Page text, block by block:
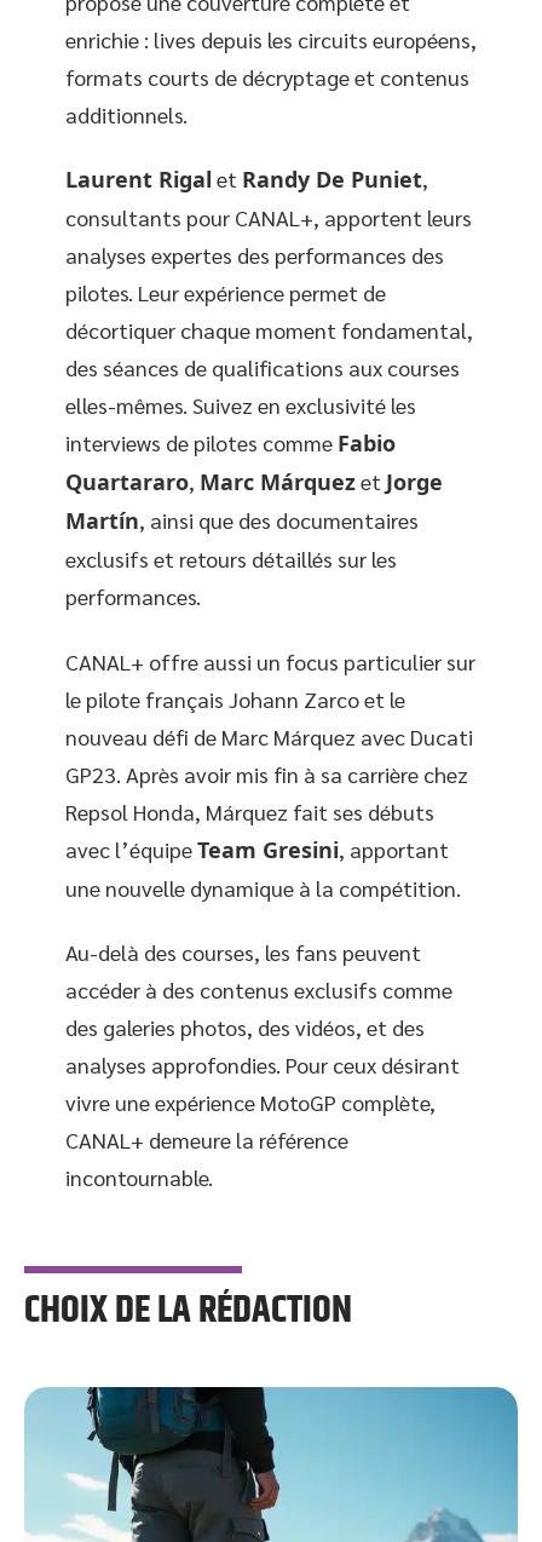
enrichie : lives depuis les circuits européens,
formats courts de décryptage et contenus
additionnels.
Laurent Rigal et Randy De Puniet,
consultants pour CANAL+, apportent leurs
analyses expertes des performances des
pilotes. Leur expérience permet de
décortiquer chaque moment fondamental,
des séances de qualifications aux courses
elles-mêmes. Suivez en exclusivité les
interviews de pilotes comme Fabio
Quartararo, Marc Márquezet Jorge
Martín, ainsi que des documentaires
exclusifs et retours détaillés sur les
performances.
CANAL+ offre aussi un focus particulier sur
le pilote français Johann Zarco et le
nouveau défi de Marc Márquez avec Ducati
GP23. Après avoir mis fin à sa carrière chez
Repsol Honda, Márquez fait ses débuts
avec l’équipeTeam Gresini, apportant
une nouvelle dynamique à la compétition.
Au-delà des courses, les fans peuvent
accéder à des contenus exclusifs comme
des galeries photos, des vidéos, et des
analyses approfondies. Pour ceux désirant
vivre une expérience MotoGP complète,
CANAL+ demeure la référence
incontournable.
CHOIX DE LA RÉDACTION